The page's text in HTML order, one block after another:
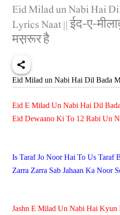
Eid Milad un Nabi Hai
Lyrics Naat || ईद-ए-
मस़रूर है
Eid Milad un Nabi Hai Dil Bada
Eid E Milad Un Nabi Hai Dil
Eid Dewaano Ki To 12 Rabi Un
Is Taraf Jo Noor Hai To Us Taraf
Zarra Zarra Sab Jahaan Ka Noor
Jashn E Milad Un Nabi Hai Kyun